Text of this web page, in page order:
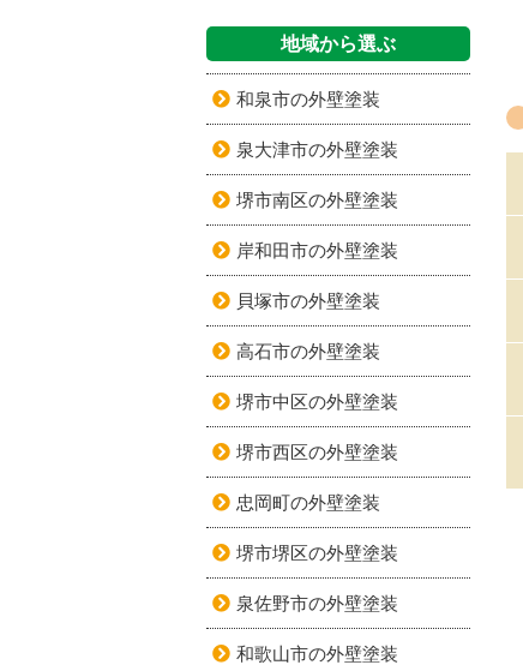
地域から選ぶ
和泉市の外壁塗装
泉大津市の外壁塗装
堺市南区の外壁塗装
岸和田市の外壁塗装
貝塚市の外壁塗装
高石市の外壁塗装
堺市中区の外壁塗装
堺市西区の外壁塗装
忠岡町の外壁塗装
堺市堺区の外壁塗装
泉佐野市の外壁塗装
和歌山市の外壁塗装